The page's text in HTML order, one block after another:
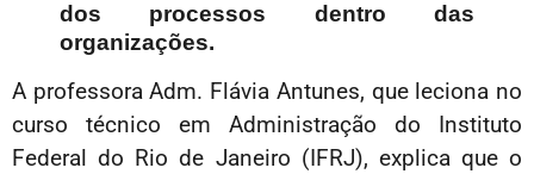
dos processos dentro das
organizações.
A professora Adm. Flávia Antunes, que leciona no
curso técnico em Administração do Instituto
Federal do Rio de Janeiro (IFRJ), explica que o